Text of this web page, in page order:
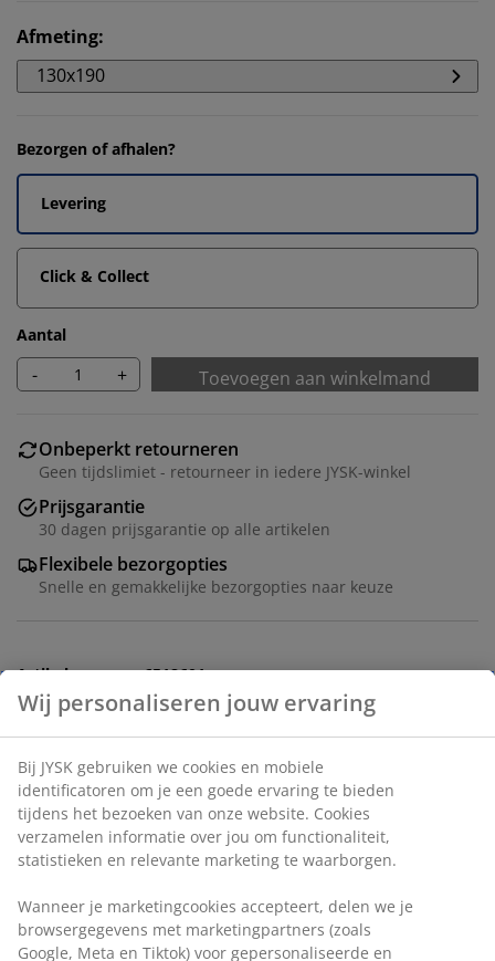
Afmeting:
130x190
Bezorgen of afhalen?
Levering
Click & Collect
Aantal
- + Toevoegen aan winkelmand
Onbeperkt retourneren
Geen tijdslimiet - retourneer in iedere JYSK-winkel
Prijsgarantie
30 dagen prijsgarantie op alle artikelen
Flexibele bezorgopties
Snelle en gemakkelijke bezorgopties naar keuze
Artikelnummer: 6518601
Specificaties
Beoordelingen
Wij personaliseren jouw ervaring
Bij JYSK gebruiken we cookies en mobiele identificatoren
van onze website. Cookies verzamelen informatie over jou
om functionaliteit, statistieken en relevante marketing te
waarborgen.